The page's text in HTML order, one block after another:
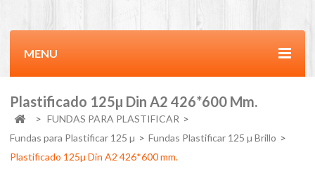
MENU
Plastificado 125µ Din A2 426*600 Mm.
> FUNDAS PARA PLASTIFICAR >
Fundas para Plastificar 125 µ > Fundas Plastificar 125 µ Brillo >
Plastificado 125µ Din A2 426*600 mm.